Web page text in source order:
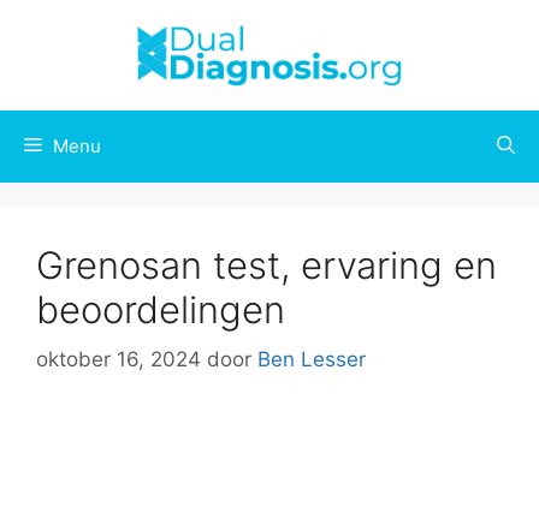
Menu
Grenosan test, ervaring en
beoordelingen
oktober 16, 2024 door Ben Lesser